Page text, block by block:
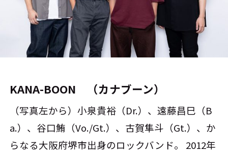
KANA-BOON （カナブーン）
（写真左から）小泉貴裕（Dr.）、遠藤昌巳（B
a.）、谷口鮪（Vo./Gt.）、古賀隼斗（Gt.）、か
らなる大阪府堺市出身のロックバンド。 2012年